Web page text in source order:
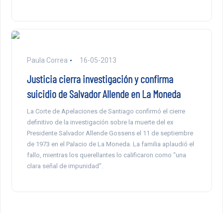
Paula Correa 16-05-2013
Justicia cierra investigación y confirma
suicidio de Salvador Allende en La Moneda
La Corte de Apelaciones de Santiago confirmó el cierre
definitivo de la investigación sobre la muerte del ex
Presidente Salvador Allende Gossens el 11 de septiembre
de 1973 en el Palacio de La Moneda. La familia aplaudió el
fallo, mientras los querellantes lo calificaron como “una
clara señal de impunidad”.